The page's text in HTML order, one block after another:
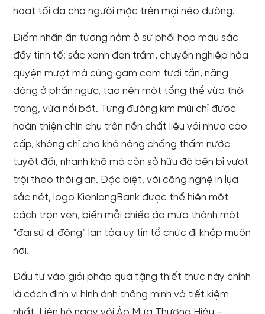
hoạt tối đa cho người mặc trên mọi nẻo đường.
Điểm nhấn ấn tượng nằm ở sự phối hợp màu sắc
đầy tinh tế: sắc xanh đen trầm, chuyên nghiệp hòa
quyện mượt mà cùng gam cam tươi tắn, năng
động ở phần ngực, tạo nên một tổng thể vừa thời
trang, vừa nổi bật. Từng đường kim mũi chỉ được
hoàn thiện chỉn chu trên nền chất liệu vải nhựa cao
cấp, không chỉ cho khả năng chống thấm nước
tuyệt đối, nhanh khô mà còn sở hữu độ bền bỉ vượt
trội theo thời gian. Đặc biệt, với công nghệ in lụa
sắc nét, logo KienlongBank được thể hiện một
cách trọn vẹn, biến mỗi chiếc áo mưa thành một
“đại sứ di động” lan tỏa uy tín tổ chức đi khắp muôn
nơi.
Đầu tư vào giải pháp quà tặng thiết thực này chính
là cách định vị hình ảnh thông minh và tiết kiệm